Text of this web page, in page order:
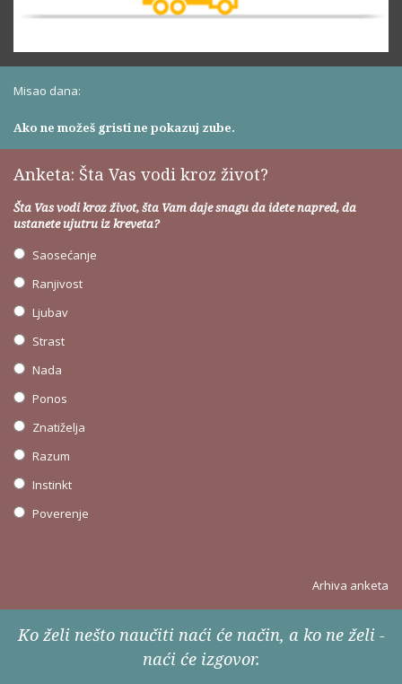
Misao dana:
Ako ne možeš gristi ne pokazuj zube.
Anketa: Šta Vas vodi kroz život?
Šta Vas vodi kroz život, šta Vam daje snagu da idete napred, da
ustanete ujutru iz kreveta?
Saosećanje
Ranjivost
Ljubav
Strast
Nada
Ponos
Znatiželja
Razum
Instinkt
Poverenje
Arhiva anketa
Ko želi nešto naučiti naći će način, a ko ne želi -
naći će izgovor.